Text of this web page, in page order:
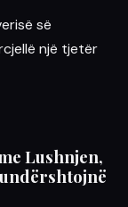
së
një tjetër
Lushnjen,